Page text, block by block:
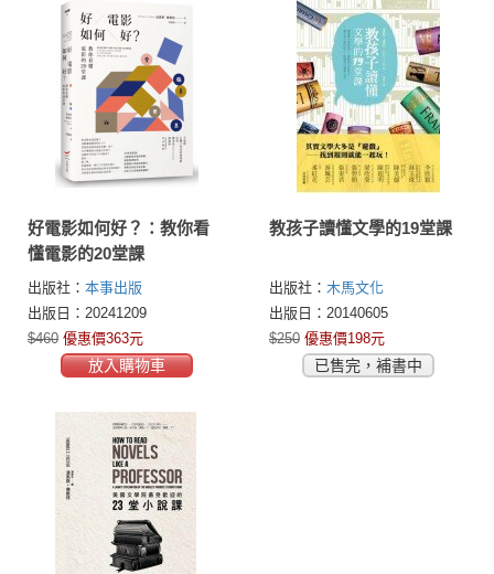
好電影如何好？：教你看
懂電影的20堂課
出版社： 本事出版
出版日：20241209
$460 優惠價363元
放入購物車
教孩子讀懂文學的19堂課
出版社： 木馬文化
出版日：20140605
$250 優惠價198元
已售完，補書中